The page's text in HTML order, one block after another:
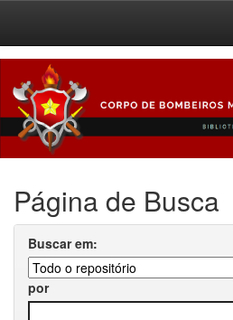
navigation
Página de Busca
Buscar em:
por